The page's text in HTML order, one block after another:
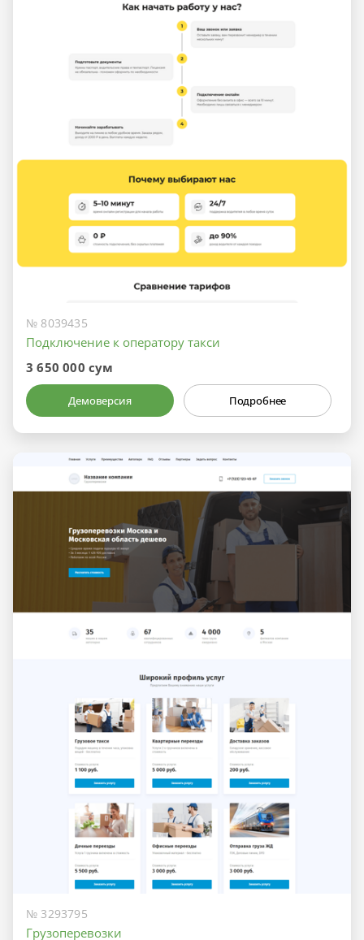
№ 8039435
Подключение к оператору такси
3 650 000 сум
Демоверсия Подробнее
№ 3293795
Грузоперевозки